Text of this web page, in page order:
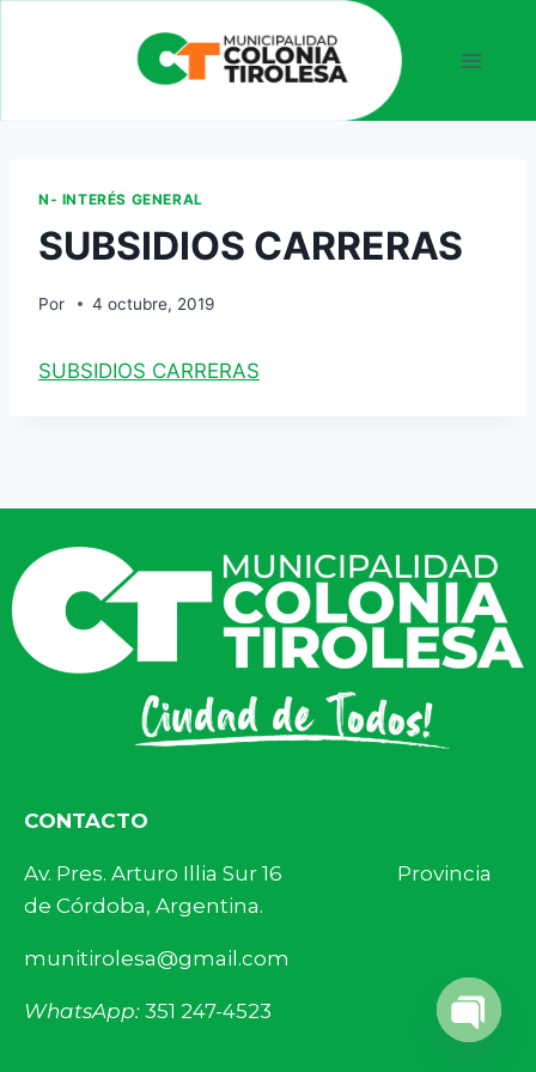
N- INTERÉS GENERAL
SUBSIDIOS CARRERAS
Por 4 octubre, 2019
SUBSIDIOS CARRERAS
CONTACTO
Av. Pres. Arturo Illia Sur 16 Provincia
de Córdoba, Argentina.
munitirolesa@gmail.com
WhatsApp: 351 247-4523